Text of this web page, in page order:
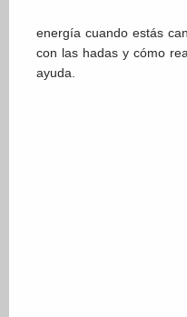
energía cuando estás
con las hadas y cómo
ayuda.